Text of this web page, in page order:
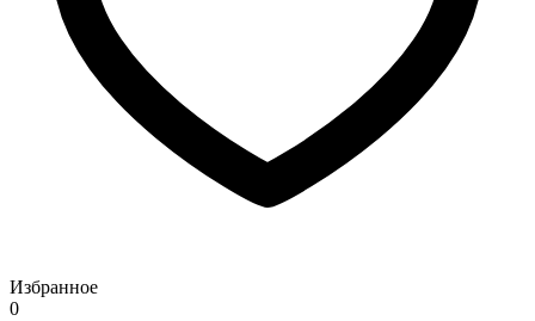
Избранное
0